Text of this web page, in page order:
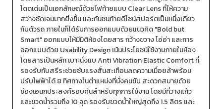
โดดเด่นเป็นเอกลักษณ์ด้วยไฟท้ายแบบ Clear Lens ที่ให้ความ
สว่างชัดเจนมากยิ่งขึ้น และกันชนท้ายดีไซน์สปอร์ตเป็นหนึ่งเดียว
กับตัวรถ ภายในก็ได้รับการออกแบบด้วยแนวคิด "Bold but
Smart" ออกแบบให้มีมิติห้องโดยสาร กว้างขวาง โอ่อ่า และการ
ออกแบบด้วย Usability Design เน้นประโยชน์ใช้งานภายในห้อง
โดยสารเป็นหลัก เบาะนั่งแบ Anti Vibration Elastic Comfort ที่
รองรับกับสรีระช่วยซับแรงสั่นสะเทือนลดความเมื่อยล้าพร้อม
ปรับไฟฟ้าได้ 8 ทิศทางในตำแหน่งที่นั่งคนขับ สะดวกสบายด้วย
ช่องเอนกประสงค์รอบคันสำหรับทุกการใช้งาน โดยมีที่วางแก้ว
และขวดน้ำรวมถึง 10 จุด รองรับขวดน้ำใหญ่สุดถึง 1.5 ลิตร และ